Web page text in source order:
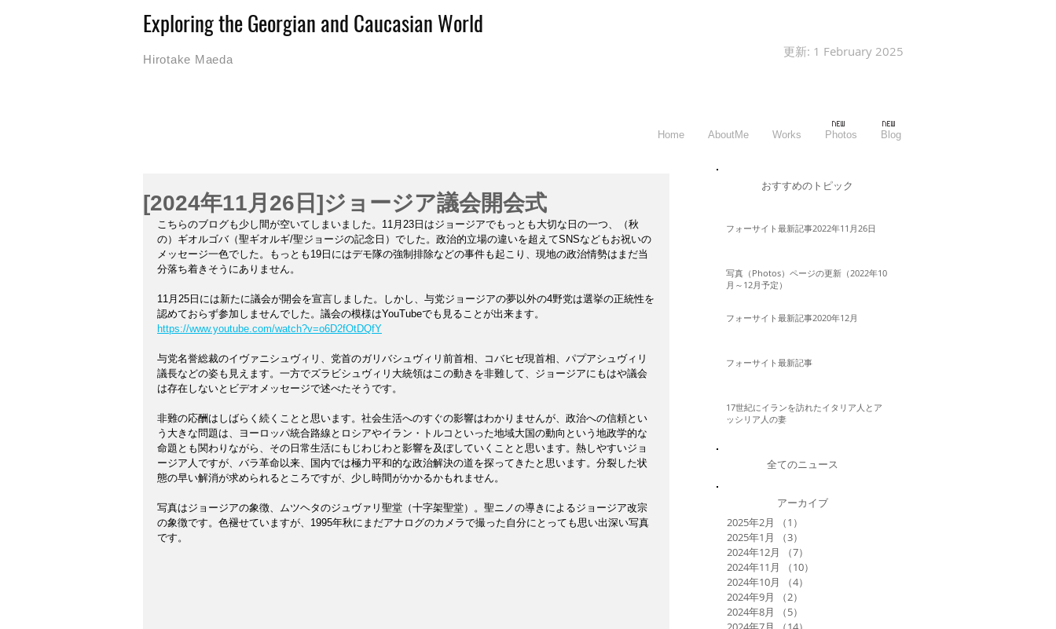
Exploring the Georgian and Caucasian World
Hirotake Maeda
更新: 1 February 2025
Home AboutMe Works Photos Blog
[2024年11月26日]ジョージア議会開会式
こちらのブログも少し間が空いてしまいました。11月23日はジョージアでもっとも大切な日の一つ、（秋
の）ギオルゴバ（聖ギオルギ/聖ジョージの記念日）でした。政治的立場の違いを超えてSNSなどもお祝いの
メッセージ一色でした。もっとも19日にはデモ隊の強制排除などの事件も起こり、現地の政治情勢はまだ当
分落ち着きそうにありません。
11月25日には新たに議会が開会を宣言しました。しかし、与党ジョージアの夢以外の4野党は選挙の正統性を
認めておらず参加しませんでした。議会の模様はYouTubeでも見ることが出来ます。
https://www.youtube.com/watch?v=o6D2fOtDQfY
与党名誉総裁のイヴァニシュヴィリ、党首のガリバシュヴィリ前首相、コバヒゼ現首相、パプアシュヴィリ
議長などの姿も見えます。一方でズラビシュヴィリ大統領はこの動きを非難して、ジョージアにもはや議会
は存在しないとビデオメッセージで述べたそうです。
非難の応酬はしばらく続くことと思います。社会生活へのすぐの影響はわかりませんが、政治への信頼とい
う大きな問題は、ヨーロッパ統合路線とロシアやイラン・トルコといった地域大国の動向という地政学的な
命題とも関わりながら、その日常生活にもじわじわと影響を及ぼしていくことと思います。熱しやすいジョ
ージア人ですが、バラ革命以来、国内では極力平和的な政治解決の道を探ってきたと思います。分裂した状
態の早い解消が求められるところですが、少し時間がかかるかもれません。
写真はジョージアの象徴、ムツヘタのジュヴァリ聖堂（十字架聖堂）。聖ニノの導きによるジョージア改宗
の象徴です。色褪せていますが、1995年秋にまだアナログのカメラで撮った自分にとっても思い出深い写真
です。
​おすすめのトピック
フォーサイト最新記事2022年11月26日
写真（Photos）ページの更新（2022年10
月～12月予定）
フォーサイト最新記事2020年12月
フォーサイト最新記事
17世紀にイランを訪れたイタリア人とア
ッシリア人の妻
全てのニュース
アーカイブ
2025年2月 （1）
2025年1月
（3）
2024年12月
（7）
2024年11月
（10）
2024年10月
（4）
2024年9月
（2）
2024年8月
（5）